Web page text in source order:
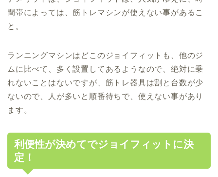
間帯によっては、筋トレマシンが使えない事があるこ
と。
ランニングマシンはどこのジョイフィットも、他のジ
ムに比べて、多く設置してあるようなので、絶対に乗
れないことはないですが、筋トレ器具は割と台数が少
ないので、人が多いと順番待ちで、使えない事があり
ます。
利便性が決めてでジョイフィットに決
定！